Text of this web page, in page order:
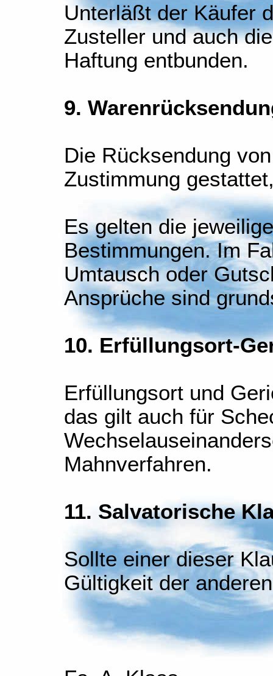
Unterläßt der Käufer
Zusteller und auch
Haftung entbunden.
9.
Die Rücksendung
Zustimmung
Es gelten die
Bestimmungen. Im
Umtausch oder
Ansprüche sind
10. Erfüllungsort-
Erfüllungsort und
das gilt auch für
Mahnverfahren.
11. Salvatorische
Sollte einer dieser
Gültigkeit der